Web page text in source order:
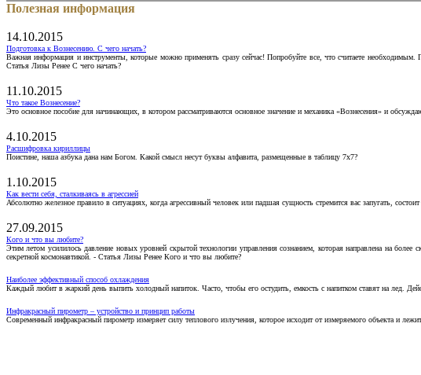
Полезная информация
14.10.2015
Подготовка к Вознесению. С чего начать?
Важная информация и инструменты, которые можно применять сразу сейчас! Попробуйте все, что считаете необходимым.
Статья Лизы Ренее С чего начать?
11.10.2015
Что такое Вознесение?
Это основное пособие для начинающих, в котором рассматриваются основное значение и механика «Вознесения» и
4.10.2015
Расшифровка кириллицы
Поистине, наша азбука дана нам Богом. Какой смысл несут буквы алфавита, размещенные в таблицу 7х7?
1.10.2015
Как вести себя, сталкиваясь в агрессией
Абсолютно железное правило в ситуациях, когда агрессивный человек или падшая сущность стремится вас запугать,
27.09.2015
Кого и что вы любите?
Этим летом усилилось давление новых уровней скрытой технологии управления сознанием, которая направлена на
секретной космонавтикой. - Статья Лизы Ренее Кого и что вы любите?
Наиболее эффективный способ охлаждения
Каждый любит в жаркий день выпить холодный напиток. Часто, чтобы его остудить, емкость с напитком ставят на лед.
Инфракрасный пирометр – устройство и принцип работы
Современный инфракрасный пирометр измеряет силу теплового излучения, которое исходит от измеряемого объекта и